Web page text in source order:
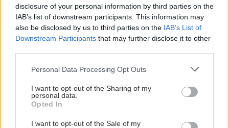
disclosure of your personal information by third parties on the
IAB’s list of downstream participants. This information may
also be disclosed by us to third parties on the IAB’s List of
Downstream Participants that may further disclose it to other
Please note that this website/app uses one or more Google
not limited to your visit or usage behaviour. You may click to
grant or deny consent to Google and its third-party tags to
use your data for below specified purposes in below Google
consent section.
Personal Data Processing Opt Outs
I want to opt-out of the Sharing of my
personal data.
Opted In
I want to opt-out of the Sale of my